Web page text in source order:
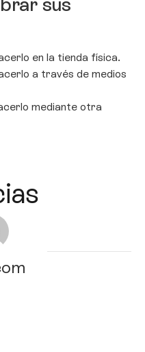
en la tienda física.
a través de medios
mediante otra